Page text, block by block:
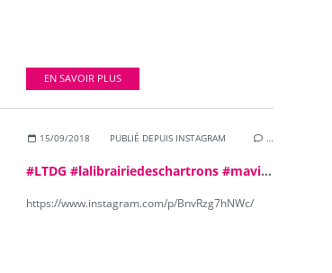
EN SAVOIR PLUS
15/09/2018 PUBLIÉ DEPUIS INSTAGRAM …
#LTDG #lalibrairiedeschartrons #mavieecoresponsable
https://www.instagram.com/p/BnvRzg7hNWc/